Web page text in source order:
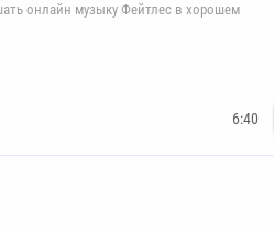
онлайн музыку Фейтлес в хорошем
6:40